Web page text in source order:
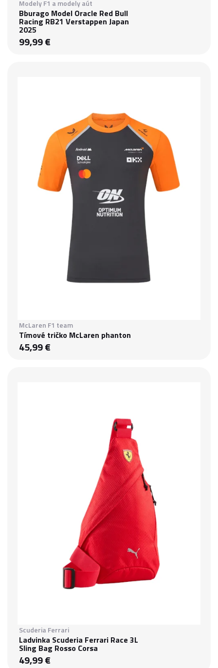
Modely F1 a modely aút
Bburago Model Oracle Red Bull
Racing RB21 Verstappen Japan
2025
99,99 €
McLaren F1 team
Tímové tričko McLaren phanton
45,99 €
Scuderia Ferrari
Ladvinka Scuderia Ferrari Race 3L
Sling Bag Rosso Corsa
49,99 €